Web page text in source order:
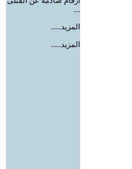
...
المزيد.....
المزيد.....